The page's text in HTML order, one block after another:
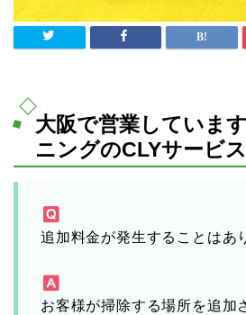
大阪で営業していま
ニングのCLYサービ
追加料金が発生することはあ
お客様が掃除する場所を追加